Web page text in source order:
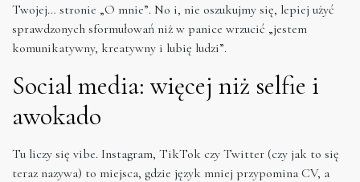
Twojej… stronie „O mnie”. No i, nie oszukujmy się, lepiej użyć
sprawdzonych sformułowań niż w panice wrzucić „jestem
komunikatywny, kreatywny i lubię ludzi”.
Social media: więcej niż selfie i
awokado
Tu liczy się vibe. Instagram, TikTok czy Twitter (czy jak to się
teraz nazywa) to miejsca, gdzie język mniej przypomina CV, a